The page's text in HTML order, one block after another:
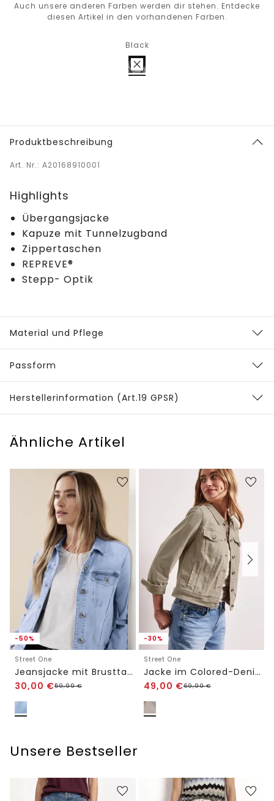
Auch unsere anderen Farben werden dir stehen. Entdecke
diesen Artikel in den vorhandenen Farben.
Black
Produktbeschreibung
Art. Nr.: A20168910001
Highlights
Übergangsjacke
Kapuze mit Tunnelzugband
Zippertaschen
REPREVE®
Stepp- Optik
Material und Pflege
Passform
Herstellerinformation (Art.19 GPSR)
Ähnliche Artikel
-50%
Street One
Jeansjacke mit Brusttaschen und Knöpfen
30,00 €59,99€
-30%
Street One
Jacke im Colored-Denim-Look mit Taschen
49,00 €69,99€
Unsere Bestseller